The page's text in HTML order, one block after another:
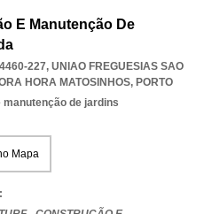
E Manutenção De
227, UNIAO FREGUESIAS SAO
HORA MATOSINHOS, PORTO
de jardins
Mapa